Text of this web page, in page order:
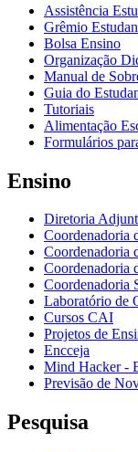
Assistência
Grêmio
Bolsa Ensino
Organização
Manual de
Guia do
Tutoriais
Alimentação
Formulários
Ensino
Diretoria
Coordenadoria
Coordenadoria
Coordenadoria
Coordenadoria
Laboratório de
Cursos CAI
Projetos de
Encceja
Mind Hacker -
Previsão de
Pesquisa